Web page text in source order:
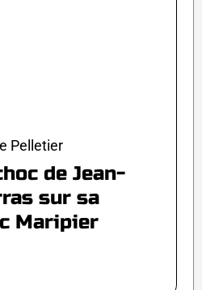
Pelletier
de Jean-
sur sa
Maripier